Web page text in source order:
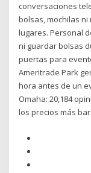
conversaciones
bolsas, mochilas
lugares. Personal
ni guardar bolsas
puertas para
Ameritrade Park
hora antes de un
Omaha: 20,184
los precios más